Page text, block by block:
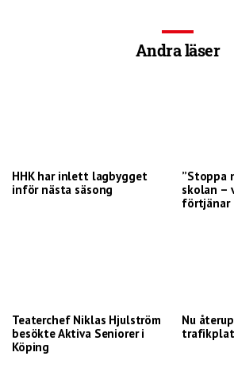
Andra läser
HHK har inlett lagbygget
inför nästa säsong
”Stoppa
skolan –
förtjänar
Teaterchef Niklas Hjulström
besökte Aktiva Seniorer i
Köping
Nu